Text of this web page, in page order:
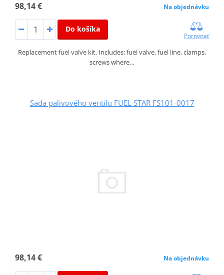
98,14 € Na objednávku
Do košíka
Porovnať
Replacement fuel valve kit. Includes: fuel valve, fuel line, clamps,
screws where…
Sada palivového ventilu FUEL STAR FS101-0017
98,14 € Na objednávku